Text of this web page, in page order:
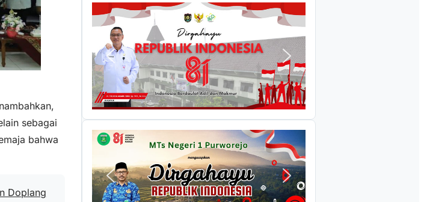
sebagai
bahwa
Doplang